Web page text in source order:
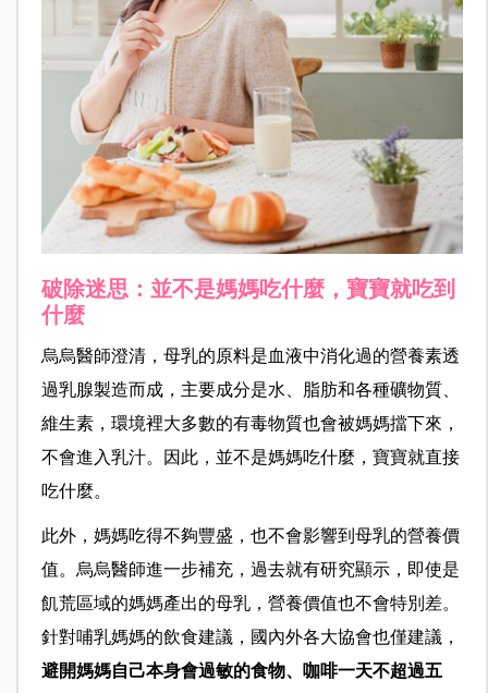
破除迷思：並不是媽媽吃什麼，寶寶就吃到
什麼
烏烏醫師澄清，母乳的原料是血液中消化過的營養素透
過乳腺製造而成，主要成分是水、脂肪和各種礦物質、
維生素，環境裡大多數的有毒物質也會被媽媽擋下來，
不會進入乳汁。因此，並不是媽媽吃什麼，寶寶就直接
吃什麼。
此外，媽媽吃得不夠豐盛，也不會影響到母乳的營養價
值。烏烏醫師進一步補充，過去就有研究顯示，即使是
飢荒區域的媽媽產出的母乳，營養價值也不會特別差。
針對哺乳媽媽的飲食建議，國內外各大協會也僅建議，
避開媽媽自己本身會過敏的食物、咖啡一天不超過五